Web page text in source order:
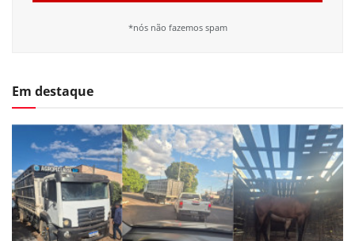
*nós não fazemos spam
Em destaque